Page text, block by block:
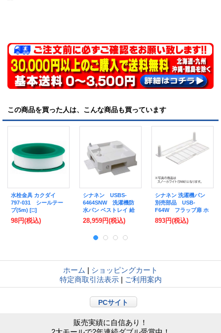
この商品を買った人は、こんな商品も買っています
水栓金具 カクダイ
797-031 シールテー
プ(5m) [□]
98円(税込)
シナネン USBS-
6464SNW 洗濯機防
水パン ベストレイ 給
水栓付64床上点検タイ
プ トラップタイプ:セ
トラップ付 スノーホ
28,959円(税込)
シナネン 洗濯機パン
別売部品 USB-
F64W フラップ扉 ホ
ワイト [♪■【本体同時
購入のみ】]
893円(税込)
ホーム | ショッピングカート
特定商取引法表示 | ご利用案内
PCサイト
販売実績に自信あり！